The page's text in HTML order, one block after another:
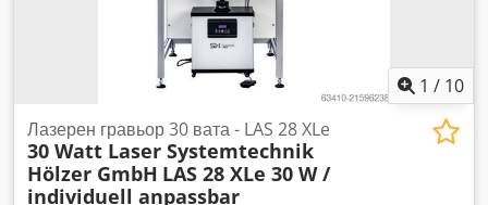
1 / 10
Лазерен гравьор 30 вата - LAS 28 XLe
30 Watt Laser Systemtechnik
Hölzer GmbH LAS 28 XLe 30 W /
individuell anpassbar